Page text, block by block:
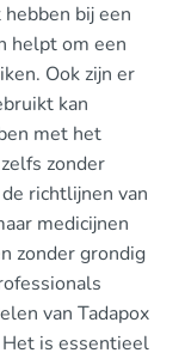
bij een
helpt om een
Ook zijn er
kan
met het
zonder
richtlijnen van
medicijnen
zonder grondig
van Tadapox
is essentieel